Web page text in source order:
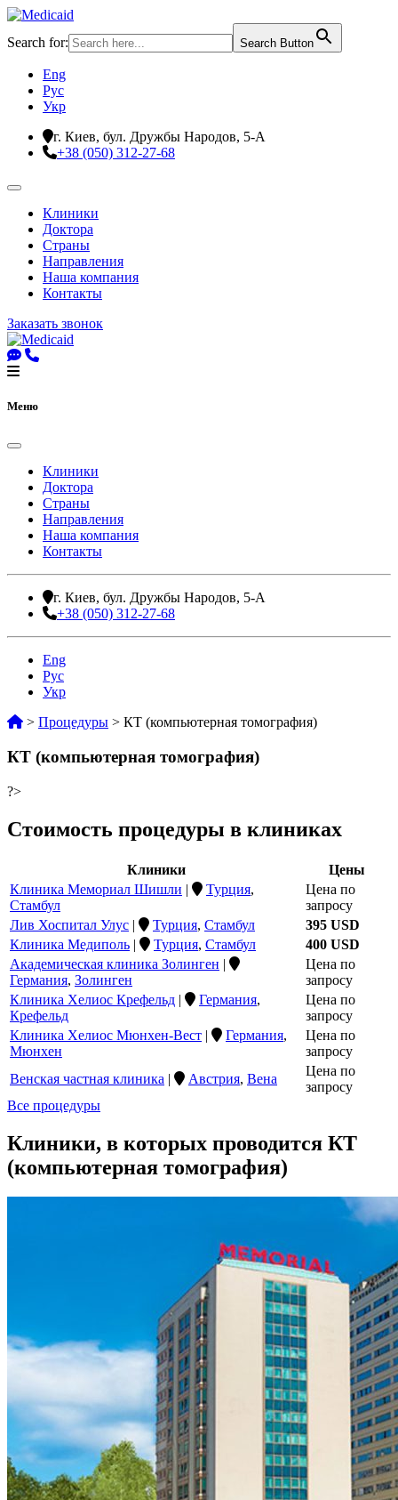
Search for: Search Button
Eng
Рус
Укр
г. Киев, бул. Дружбы Народов, 5-А
+38 (050) 312-27-68
Клиники
Доктора
Страны
Направления
Наша компания
Контакты
Заказать звонок
Меню
Клиники
Доктора
Страны
Направления
Наша компания
Контакты
г. Киев, бул. Дружбы Народов, 5-А
+38 (050) 312-27-68
Eng
Рус
Укр
> Процедуры > КТ (компьютерная томография)
КТ (компьютерная томография)
?>
Стоимость процедуры в клиниках
Клиники
Цены
Клиника Мемориал Шишли | Турция,
Стамбул
Цена по
запросу
Лив Хоспитал Улус | Турция, Стамбул
395 USD
Клиника Медиполь | Турция, Стамбул
400 USD
Академическая клиника Золинген |
Германия, Золинген
Цена по
запросу
Клиника Хелиос Крефельд | Германия,
Крефельд
Цена по
запросу
Клиника Хелиос Мюнхен-Вест | Германия,
Мюнхен
Цена по
запросу
Венская частная клиника | Австрия, Вена
Цена по
запросу
Все процедуры
Клиники, в которых проводится КТ
(компьютерная томография)